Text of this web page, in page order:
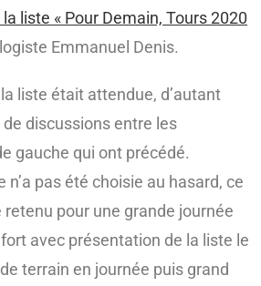
la liste « Pour Demain, Tours 2020
Emmanuel Denis.
liste était attendue, d’autant
discussions entre les
gauche qui ont précédé.
pas été choisie au hasard, ce
pour une grande journée
avec présentation de la liste le
terrain en journée puis grand